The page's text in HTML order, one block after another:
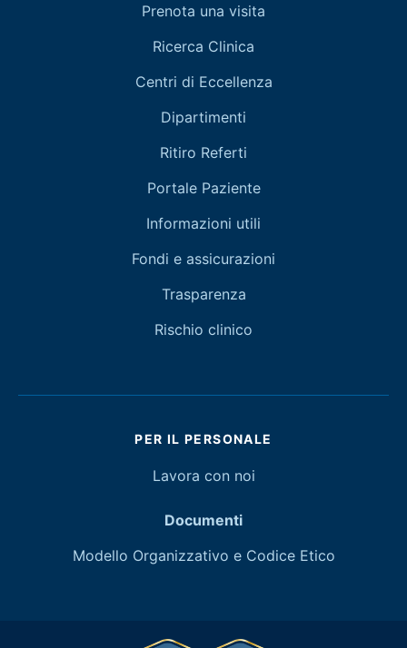
Prenota una visita
Ricerca Clinica
Centri di Eccellenza
Dipartimenti
Ritiro Referti
Portale Paziente
Informazioni utili
Fondi e assicurazioni
Trasparenza
Rischio clinico
PER IL PERSONALE
Lavora con noi
Documenti
Modello Organizzativo e Codice Etico